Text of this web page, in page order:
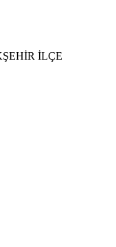
İLÇE